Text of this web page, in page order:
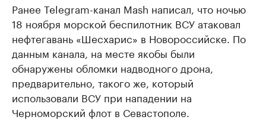
Ранее Telegram-канал Mash написал, что ночью
18 ноября морской беспилотник ВСУ атаковал
нефтегавань «Шесхарис» в Новороссийске. По
данным канала, на месте якобы были
обнаружены обломки надводного дрона,
предварительно, такого же, который
использовали ВСУ при нападении на
Черноморский флот в Севастополе.